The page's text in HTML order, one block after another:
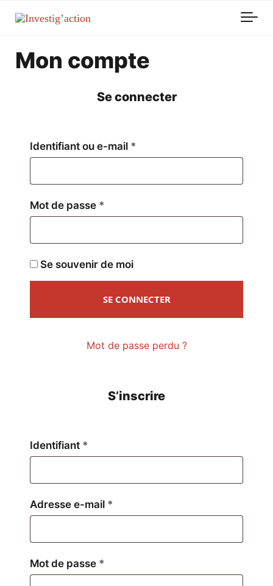
Mon compte
Se connecter
Identifiant ou e-mail *
Mot de passe *
Se souvenir de moi
SE CONNECTER
Mot de passe perdu ?
S’inscrire
Identifiant *
Adresse e-mail *
Mot de passe *